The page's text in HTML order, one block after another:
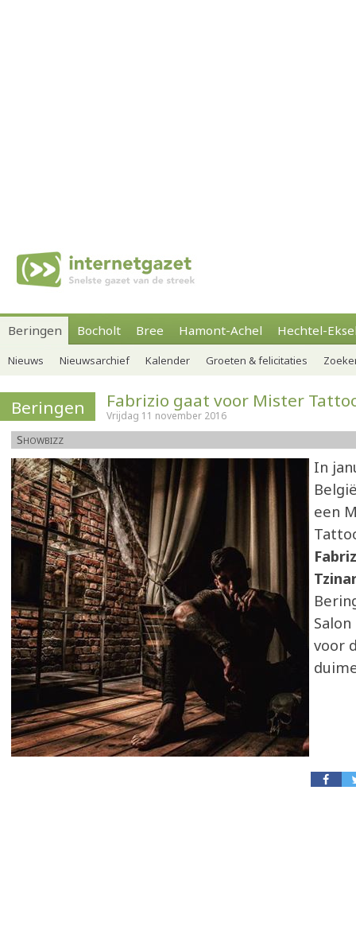
Beringen Bocholt Bree Hamont-Achel Hechtel-
Nieuws Nieuwsarchief Kalender Groeten & felicitaties
Beringen Fabrizio gaat voor Mister
Vrijdag 11 november 2016
Showbizz
In
een
voor